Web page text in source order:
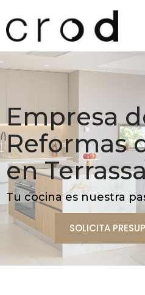
Empresa
Reformas
en
Tu cocina es nuestra
SOLICITA